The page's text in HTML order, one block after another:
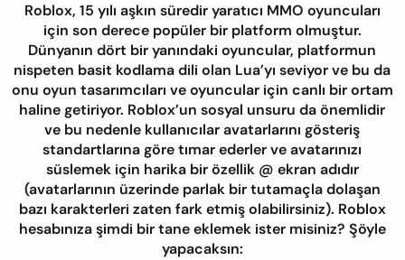
Roblox, 15 yılı aşkın süredir yaratıcı MMO oyuncuları
için son derece popüler bir platform olmuştur.
Dünyanın dört bir yanındaki oyuncular, platformun
nispeten basit kodlama dili olan Lua’yı seviyor ve bu da
onu oyun tasarımcıları ve oyuncular için canlı bir ortam
haline getiriyor. Roblox’un sosyal unsuru da önemlidir
ve bu nedenle kullanıcılar avatarlarını gösteriş
standartlarına göre tımar ederler ve avatarınızı
süslemek için harika bir özellik @ ekran adıdır
(avatarlarının üzerinde parlak bir tutamaçla dolaşan
bazı karakterleri zaten fark etmiş olabilirsiniz). Roblox
hesabınıza şimdi bir tane eklemek ister misiniz? Şöyle
yapacaksın: